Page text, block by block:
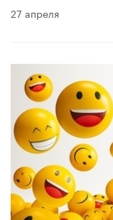
27 апреля